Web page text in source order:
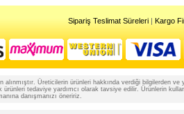
Sipariş Teslimat Süreleri | Kargo
Üreticilerin ürünleri hakkında verdiği bilgilerden
tedaviye yardımcı olarak tavsiye edilir. Ürünlerin
danışmanızı öneririz.